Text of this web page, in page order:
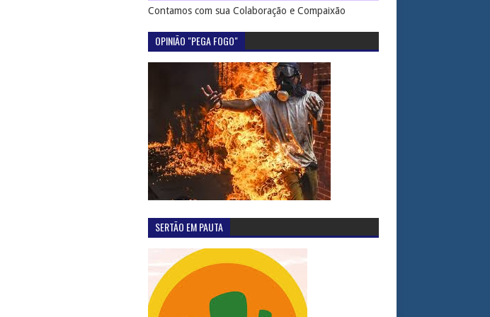
Contamos com sua Colaboração e Compaixão
OPINIÃO "PEGA FOGO"
SERTÃO EM PAUTA